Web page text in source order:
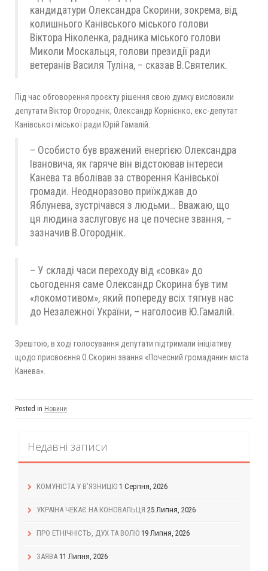
кандидатури Олександра Скорини, зокрема, від
колишнього Канівського міського голови
Віктора Ніколенка, радника міського голови
Миколи Москальця, голови президії ради
ветеранів Василя Туліна, – сказав В.Святелик.
Під час обговорення проєкту рішення свою думку висловили
депутати Віктор Огороднік, Олександр Корнієнко, екс-депутат
Канівської міської ради Юрій Гамалій.
– Особисто був вражений енергією Олександра
Івановича, як гаряче він відстоював інтереси
Канева та вболівав за створення Канівської
громади. Неодноразово приїжджав до
Яблунева, зустрічався з людьми… Вважаю, що
ця людина заслуговує на це почесне звання, –
зазначив В.Огороднік.
– У складі часи переходу від «совка» до
сьогодення саме Олександр Скорина був тим
«локомотивом», який попереду всіх тягнув нас
до Незалежної України, – наголосив Ю.Гамалій.
Зрештою, в ході голосування депутати підтримали ініціативу
щодо присвоєння О.Скорині звання «Почесний громадянин міста
Канева».
Posted in Новини
Недавні записи
КОМУНІСТА У В’ЯЗНИЦЮ 1 Серпня, 2026
УКРАЇНА ЧЕКАЄ НА КОНОВАЛЬЦЯ 25 Липня, 2026
ПРО ЕТНІЧНІСТЬ, ДУХ ТА ВОЛЮ 19 Липня, 2026
ЗАЯВА 11 Липня, 2026